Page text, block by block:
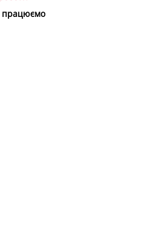
працюємо